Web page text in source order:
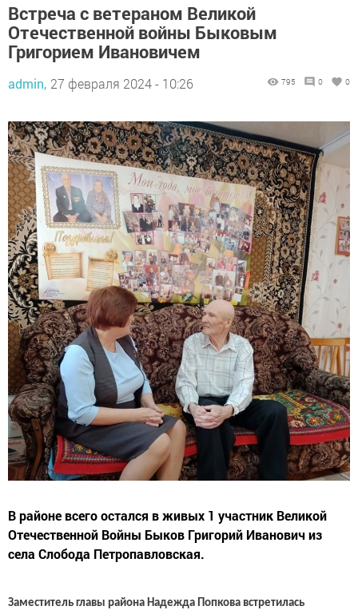
Встреча с ветераном Великой
Отечественной войны Быковым
Григорием Ивановичем
admin, 27 февраля 2024 - 10:26 795 0 0
В районе всего остался в живых 1 участник Великой
Отечественной Войны Быков Григорий Иванович из
села Слобода Петропавловская.
Заместитель главы района Надежда Попкова встретилась